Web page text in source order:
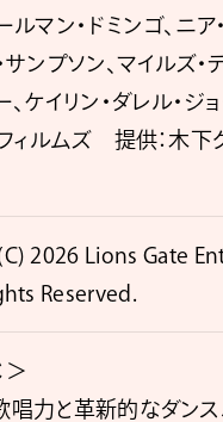
ルマン・ドミンゴ、ニア
サンプソン、マイルズ・
、ケイリン・ダレル・ジ
フィルムズ 提供：木
2026 Lions Gate
Reserved.
＞
唱力と革新的なダンス